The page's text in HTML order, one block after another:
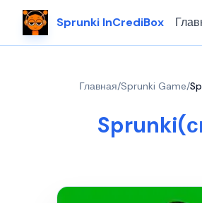
Sprunki InCrediBox
Главная/Sprunki Game/